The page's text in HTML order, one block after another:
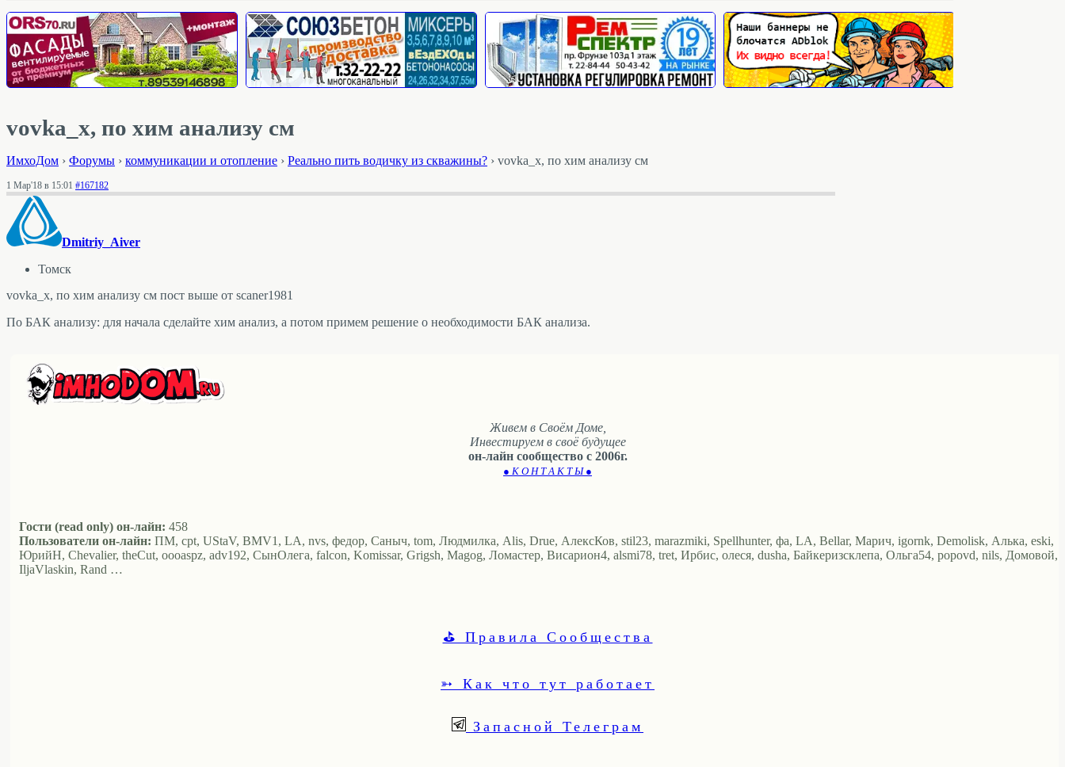
vovka_x, по хим анализу см
ИмхоДом › Форумы › коммуникации и отопление › Реально пить водичку из скважины? › vovka_x, по хим анализу см
1 Мар'18 в 15:01 #167182
Dmitriy_Aiver
Томск
vovka_x, по хим анализу см пост выше от scaner1981
По БАК анализу: для начала сделайте хим анализ, а потом примем решение о необходимости БАК анализа.
Живем в Своём Доме,
Инвестируем в своё будущее
он-лайн сообщество с 2006г.
● К О Н Т А К Т Ы ●
Гости (read only) он-лайн: 458
Пользователи он-лайн: ПМ, cpt, UStaV, BMV1, LA, nvs, федор, Саныч, tom, Людмилка, Alis, Drue, АлексКов, stil23, marazmiki, Spellhunter, фа, LA, Bellar, Марич, igornk, Demolisk, Алька, eski,
ЮрийН, Chevalier, theCut, oooaspz, adv192, СынОлега, falcon, Komissar, Grigsh, Magog, Ломастер, Висариoн4, alsmi78, tret, Ирбис, олеся, dusha, Байкеризсклепа, Ольга54, popovd, nils, Домовой,
IljaVlaskin, Rand …
⛳ Правила Сообщества
➳ Как что тут работает
Запасной Телеграм